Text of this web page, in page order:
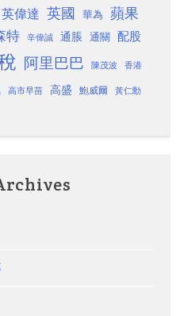
英偉達 英國 華為 蘋果
特 辛偉誠 通脹 通關 配股
阿里巴巴 陳茂波 香港
高市早苗 高盛 鮑威爾 黃仁勳